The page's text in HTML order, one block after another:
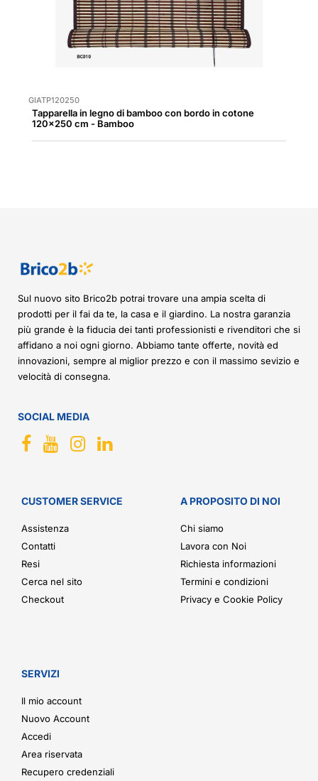
GIATP120250
Tapparella in legno di bamboo con bordo in cotone
120x250 cm - Bamboo
Sul nuovo sito Brico2b potrai trovare una ampia scelta di
prodotti per il fai da te, la casa e il giardino. La nostra garanzia
più grande è la fiducia dei tanti professionisti e rivenditori che si
affidano a noi ogni giorno. Abbiamo tante offerte, novità ed
innovazioni, sempre al miglior prezzo e con il massimo sevizio e
velocità di consegna.
SOCIAL MEDIA
CUSTOMER SERVICE
Assistenza
Contatti
Resi
Cerca nel sito
Checkout
A PROPOSITO DI NOI
Chi siamo
Lavora con Noi
Richiesta informazioni
Termini e condizioni
Privacy e Cookie Policy
SERVIZI
Il mio account
Nuovo Account
Accedi
Area riservata
Recupero credenziali